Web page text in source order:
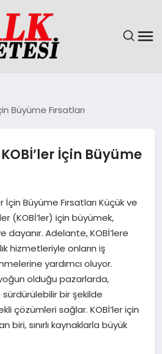
Büyüme Fırsatları
İçin Büyüme
İçin Büyüme Fırsatları Küçük ve
(KOBİ’ler) için büyümek,
Adelante, KOBİ’lere
hizmetleriyle onların iş
yardımcı oluyor.
olduğu pazarlarda,
sürdürülebilir bir şekilde
çözümleri sağlar. KOBİ’ler için
biri, sınırlı kaynaklarla büyük